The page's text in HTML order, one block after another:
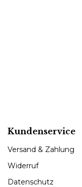
Kundenservice
Versand & Zahlung
Widerruf
Datenschutz